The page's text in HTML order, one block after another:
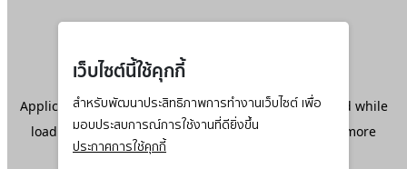
เว็บไซต์นี้ใช้คุกกี้
สำหรับพัฒนาประสิทธิภาพการทำงานเว็บไซต์ เพื่อ
มอบประสบการณ์การใช้งานที่ดียิ่งขึ้น
ประกาศการใช้คุกกี้
Application error: aclient-side exception has occurred while
loadingwww.ktc.co.th(see the browser console
for more
information).